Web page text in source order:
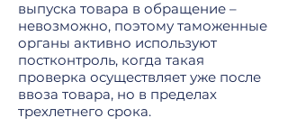
выпуска товара в обращение –
невозможно, поэтому таможенные
органы активно используют
постконтроль, когда такая
проверка осуществляет уже после
ввоза товара, но в пределах
трехлетнего срока.